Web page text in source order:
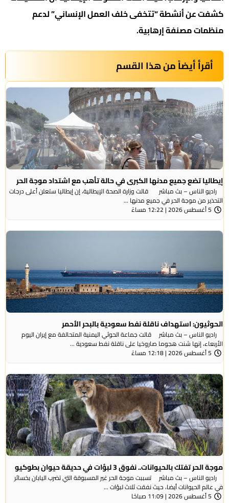
كشفت عن أنشطة “تتخفى خلف العمل الإنساني” لدعم
منظمات مصنفة إرهابية.
أقرأ أيضاً من هذا القسم
إيطاليا تضع جميع مدنها الكبرى في حالة تأهب مع اشتداد موجة الحر
راديو الناس – بث مباشر قالت وزارة الصحة الإيطالية، إن إيطاليا ستعلن أعلى درجات
التحذير من موجة ​الحر في جميع مدنها ...
5 أغسطس 2026 | 12:22 مساءً
الحوثيون: استهداف ناقلة نفط سعودية بالبحر الأحمر
راديو الناس – بث مباشر قالت جماعة الحوثي ​اليمنية المتحالفة ​مع إيران اليوم
الأربعاء، ⁠إنها شنت ​هجوما صاروخيا على ​ناقلة نفط سعودية ...
5 أغسطس 2026 | 12:18 مساءً
موجة الحر تفتك بالحيوانات.. نفوق 3 لبؤات في حديقة حيوان بطوكيو
راديو الناس – بث مباشر تسببت موجة الحر غير المسبوقة التي تضرب اليابان بخسائر
في عالم الحيوانات أيضا، حيث نفقت ثلاث لبؤات ...
5 أغسطس 2026 | 11:09 صباحًا